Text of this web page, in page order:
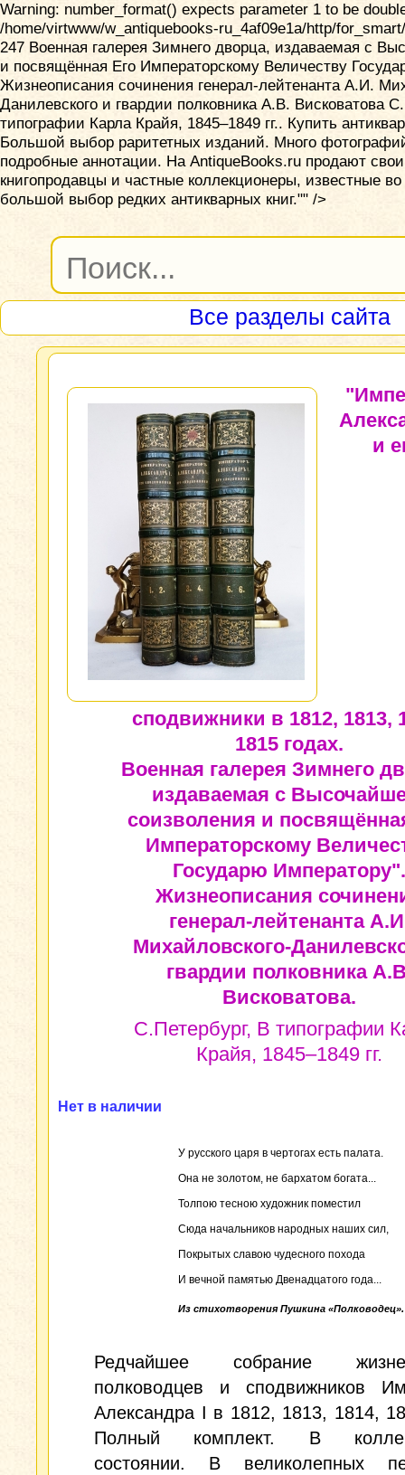
Warning: number_format() expects parameter 1 to be
/home/virtwww/w_antiquebooks-ru_4af09e1a/http/
247 Военная галерея Зимнего дворца, издаваемая с
и посвящённая Его Императорскому Величеству
Жизнеописания сочинения генерал-лейтенанта А.И.
Данилевского и гвардии полковника А.В. Висковатова
типографии Карла Крайя, 1845–1849 гг.. Купить
Большой выбор раритетных изданий. Много
подробные аннотации. На AntiqueBooks.ru продают
книгопродавцы и частные коллекционеры, известные
большой выбор редких антикварных книг."" />
Все разделы сайта
и
сподвижники в 1812, 1813,
1815 годах.
Военная галерея Зимнего
издаваемая с
соизволения и
Императорскому
Государю Императору".
Жизнеописания
генерал-лейтенанта
Михайловского-
гвардии полковника
Висковатова.
С.Петербург, В типографии
Крайя, 1845–1849 гг.
Нет в наличии
У русского царя в чертогах есть палата.
Она не золотом, не бархатом богата...
Толпою тесною художник поместил
Сюда начальников народных наших сил,
Покрытых славою чудесного похода
И вечной памятью Двенадцатого года...
Из стихотворения Пушкина «Полководец».
Редчайшее собрание
полководцев и сподвижников
Александра I в 1812, 1813, 1814,
Полный комплект. В
состоянии. В великолепных